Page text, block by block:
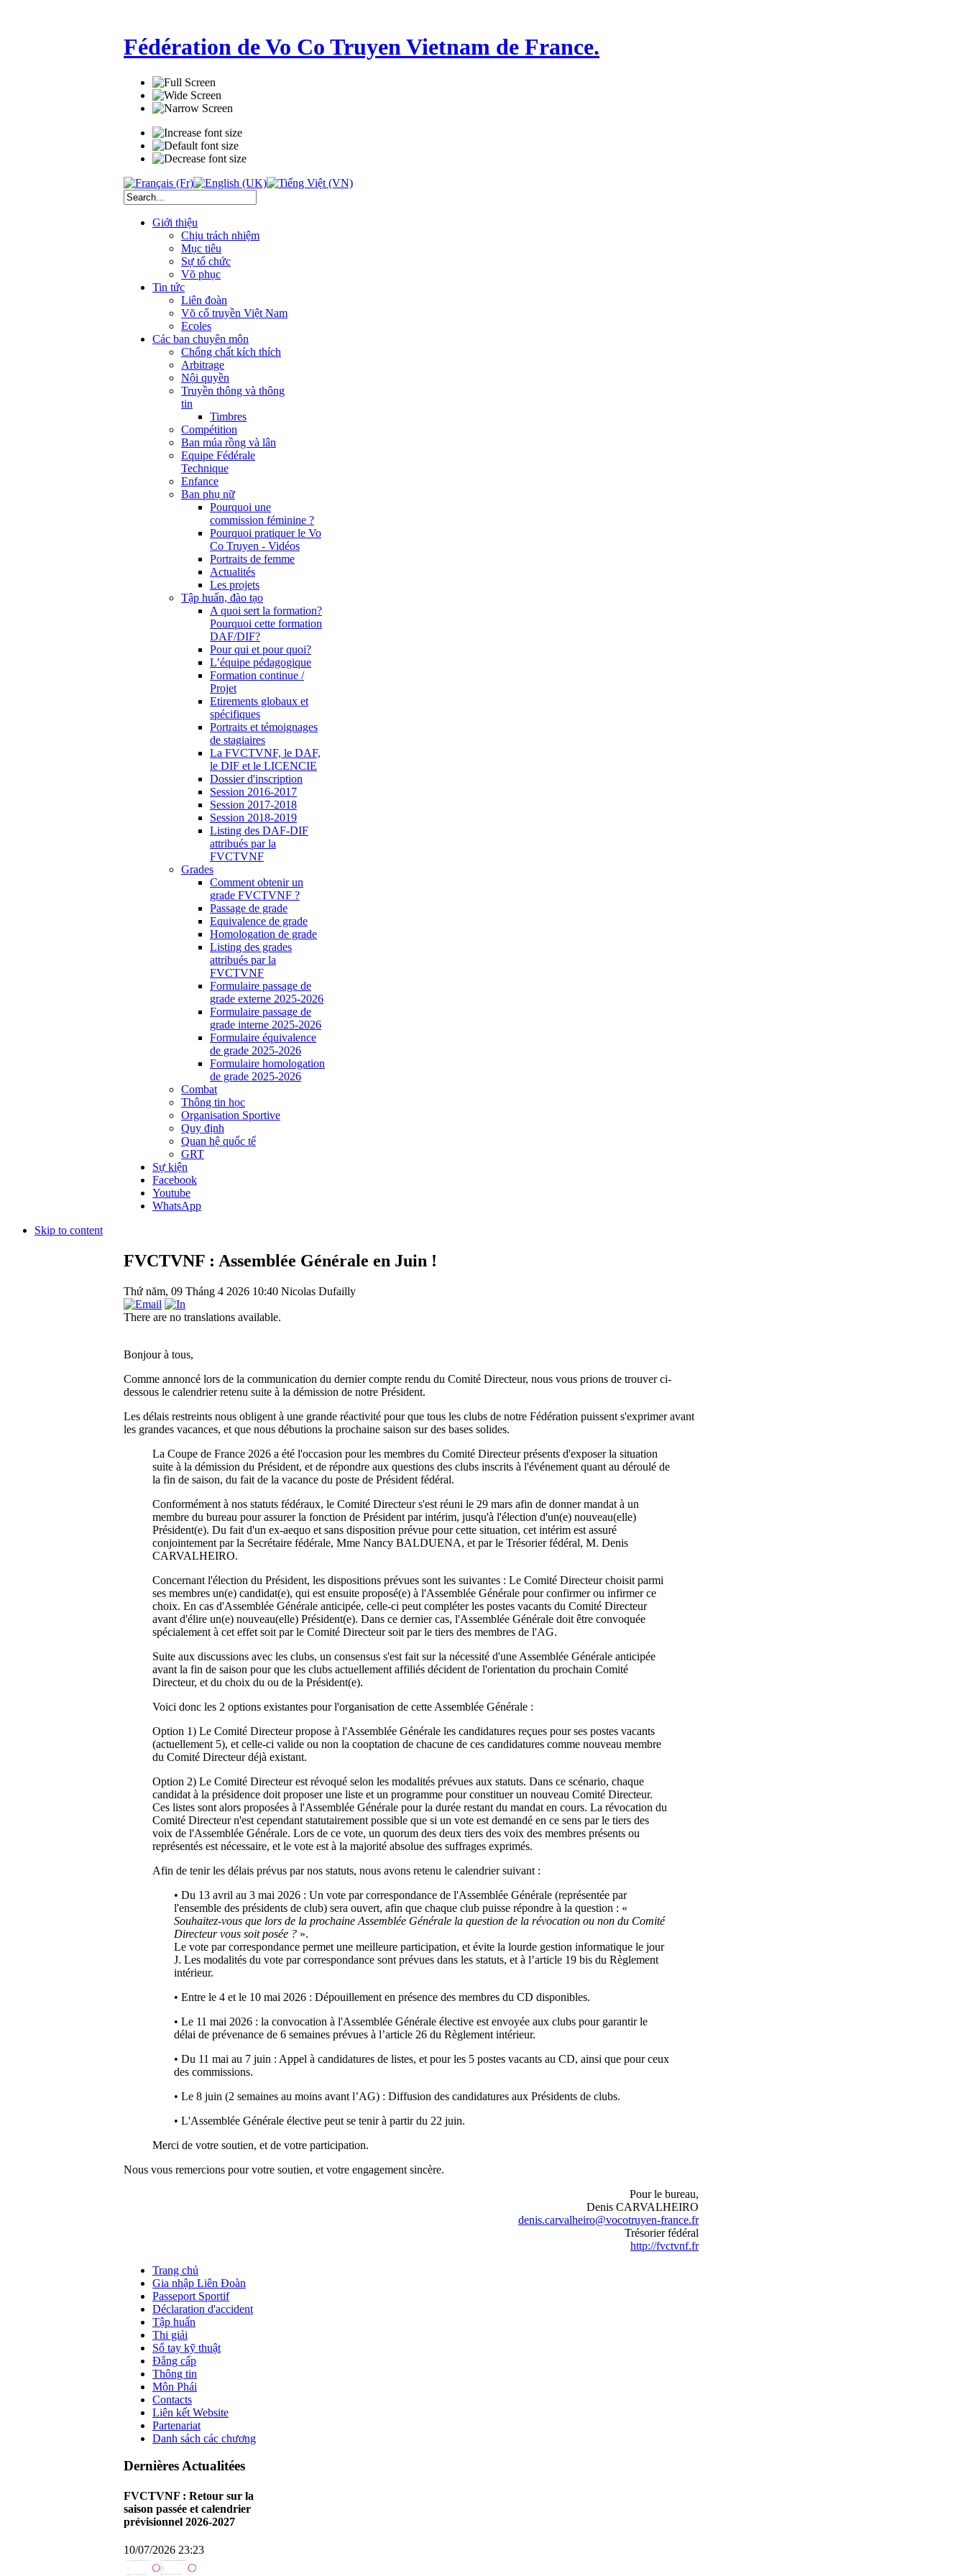
Fédération de Vo Co Truyen Vietnam de France.
Giới thiệu
Chịu trách nhiệm
Mục tiêu
Sự tổ chức
Võ phục
Tin tức
Liên đoàn
Võ cổ truyền Việt Nam
Ecoles
Các ban chuyên môn
Chống chất kích thích
Arbitrage
Nội quyền
Truyền thông và thông
tin
Timbres
Compétition
Ban múa rồng và lân
Equipe Fédérale
Technique
Enfance
Ban phụ nữ
Pourquoi une
commission féminine ?
Pourquoi pratiquer le Vo
Co Truyen - Vidéos
Portraits de femme
Actualités
Les projets
Tập huấn, đào tạo
A quoi sert la formation?
Pourquoi cette formation
DAF/DIF?
Pour qui et pour quoi?
L’équipe pédagogique
Formation continue /
Projet
Etirements globaux et
spécifiques
Portraits et témoignages
de stagiaires
La FVCTVNF, le DAF,
le DIF et le LICENCIE
Dossier d'inscription
Session 2016-2017
Session 2017-2018
Session 2018-2019
Listing des DAF-DIF
attribués par la
FVCTVNF
Grades
Comment obtenir un
grade FVCTVNF ?
Passage de grade
Equivalence de grade
Homologation de grade
Listing des grades
attribués par la
FVCTVNF
Formulaire passage de
grade externe 2025-2026
Formulaire passage de
grade interne 2025-2026
Formulaire équivalence
de grade 2025-2026
Formulaire homologation
de grade 2025-2026
Combat
Thông tin học
Organisation Sportive
Quy định
Quan hệ quốc tế
GRT
Sự kiện
Facebook
Youtube
WhatsApp
Skip to content
FVCTVNF : Assemblée Générale en Juin !
Thứ năm, 09 Tháng 4 2026 10:40 Nicolas Dufailly
There are no translations available.
Bonjour à tous,
Comme annoncé lors de la communication du dernier compte rendu du Comité Directeur, nous vous prions de trouver ci-
dessous le calendrier retenu suite à la démission de notre Président.
Les délais restreints nous obligent à une grande réactivité pour que tous les clubs de notre Fédération puissent s'exprimer avant
les grandes vacances, et que nous débutions la prochaine saison sur des bases solides.
La Coupe de France 2026 a été l'occasion pour les membres du Comité Directeur présents d'exposer la situation
suite à la démission du Président, et de répondre aux questions des clubs inscrits à l'événement quant au déroulé de
la fin de saison, du fait de la vacance du poste de Président fédéral.
Conformément à nos statuts fédéraux, le Comité Directeur s'est réuni le 29 mars afin de donner mandat à un
membre du bureau pour assurer la fonction de Président par intérim, jusqu'à l'élection d'un(e) nouveau(elle)
Président(e). Du fait d'un ex-aequo et sans disposition prévue pour cette situation, cet intérim est assuré
conjointement par la Secrétaire fédérale, Mme Nancy BALDUENA, et par le Trésorier fédéral, M. Denis
CARVALHEIRO.
Concernant l'élection du Président, les dispositions prévues sont les suivantes : Le Comité Directeur choisit parmi
ses membres un(e) candidat(e), qui est ensuite proposé(e) à l'Assemblée Générale pour confirmer ou infirmer ce
choix. En cas d'Assemblée Générale anticipée, celle-ci peut compléter les postes vacants du Comité Directeur
avant d'élire un(e) nouveau(elle) Président(e). Dans ce dernier cas, l'Assemblée Générale doit être convoquée
spécialement à cet effet soit par le Comité Directeur soit par le tiers des membres de l'AG.
Suite aux discussions avec les clubs, un consensus s'est fait sur la nécessité d'une Assemblée Générale anticipée
avant la fin de saison pour que les clubs actuellement affiliés décident de l'orientation du prochain Comité
Directeur, et du choix du ou de la Président(e).
Voici donc les 2 options existantes pour l'organisation de cette Assemblée Générale :
Option 1) Le Comité Directeur propose à l'Assemblée Générale les candidatures reçues pour ses postes vacants
(actuellement 5), et celle-ci valide ou non la cooptation de chacune de ces candidatures comme nouveau membre
du Comité Directeur déjà existant.
Option 2) Le Comité Directeur est révoqué selon les modalités prévues aux statuts. Dans ce scénario, chaque
candidat à la présidence doit proposer une liste et un programme pour constituer un nouveau Comité Directeur.
Ces listes sont alors proposées à l'Assemblée Générale pour la durée restant du mandat en cours. La révocation du
Comité Directeur n'est cependant statutairement possible que si un vote est demandé en ce sens par le tiers des
voix de l'Assemblée Générale. Lors de ce vote, un quorum des deux tiers des voix des membres présents ou
représentés est nécessaire, et le vote est à la majorité absolue des suffrages exprimés.
Afin de tenir les délais prévus par nos statuts, nous avons retenu le calendrier suivant :
• Du 13 avril au 3 mai 2026 : Un vote par correspondance de l'Assemblée Générale (représentée par
l'ensemble des présidents de club) sera ouvert, afin que chaque club puisse répondre à la question : «
Souhaitez-vous que lors de la prochaine Assemblée Générale la question de la révocation ou non du Comité
Directeur vous soit posée ? ».
Le vote par correspondance permet une meilleure participation, et évite la lourde gestion informatique le jour
J. Les modalités du vote par correspondance sont prévues dans les statuts, et à l’article 19 bis du Règlement
intérieur.
• Entre le 4 et le 10 mai 2026 : Dépouillement en présence des membres du CD disponibles.
• Le 11 mai 2026 : la convocation à l'Assemblée Générale élective est envoyée aux clubs pour garantir le
délai de prévenance de 6 semaines prévues à l’article 26 du Règlement intérieur.
• Du 11 mai au 7 juin : Appel à candidatures de listes, et pour les 5 postes vacants au CD, ainsi que pour ceux
des commissions.
• Le 8 juin (2 semaines au moins avant l’AG) : Diffusion des candidatures aux Présidents de clubs.
• L'Assemblée Générale élective peut se tenir à partir du 22 juin.
Merci de votre soutien, et de votre participation.
Nous vous remercions pour votre soutien, et votre engagement sincère.
Pour le bureau,
Denis CARVALHEIRO
denis.carvalheiro@vocotruyen-france.fr
Trésorier fédéral
http://fvctvnf.fr
Trang chủ
Gia nhập Liên Đoàn
Passeport Sportif
Déclaration d'accident
Tập huấn
Thi giải
Sổ tay kỹ thuật
Đẳng cấp
Thông tin
Môn Phái
Contacts
Liên kết Website
Partenariat
Danh sách các chương
Dernières Actualitées
FVCTVNF : Retour sur la
saison passée et calendrier
prévisionnel 2026-2027
10/07/2026 23:23